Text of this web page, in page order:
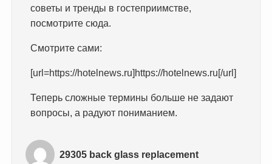
советы и тренды в гостеприимстве,
посмотрите сюда.
Смотрите сами:
[url=https://hotelnews.ru]https://hotelnews.ru[/url]
Теперь сложные термины больше не задают
вопросы, а радуют пониманием.
29305 back glass replacement